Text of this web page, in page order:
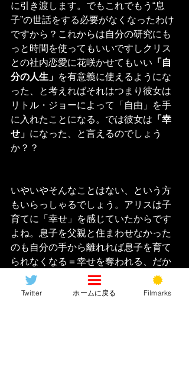
に引き渡します。でもこれでもう“息
子”の世話をする必要がなくなったわけ
ですから？これからは自分の研究にも
っと時間を使ってもいいですしクリス
との社内恋愛に花咲かせてもいい 「自
分の人生」 を有意義に使えるようにな
った、と考えればそれはつまり彼女は
リトル・ジョーによって「自由」を手
に入れたことになる。では彼女は 「幸
せ」 になった、と言えるのでしょう
か？？
いやいやそんなことはない、という方
もいらっしゃるでしょう。アリスは子
育てに「幸せ」を感じていたからです
よね。息子を父親と住まわせなかった
のも自分の手から離れれば息子を育て
られなくなる＝幸せを奪われる、だか
ら頑なに拒んだワケです。その“子育
て”をラストで失ったわけですから？そ
Twitter ホームに戻る Filmarks